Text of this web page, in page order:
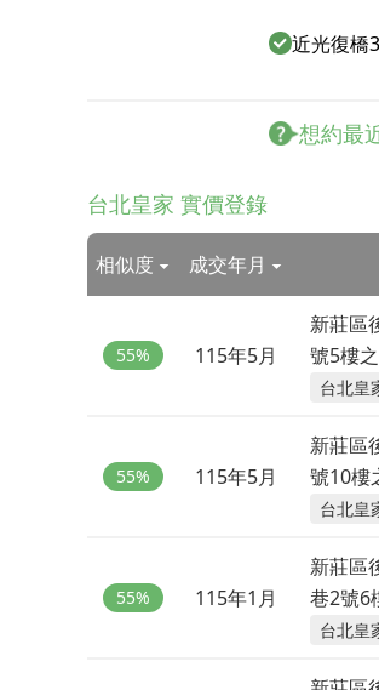
近光復橋
想約最
台北皇家 實價登錄
相似度 成交年月
55% 115年5月
新莊區
號5樓
台北皇
55% 115年5月
新莊區
號10樓
台北皇
55% 115年1月
新莊區
巷2號6
台北皇